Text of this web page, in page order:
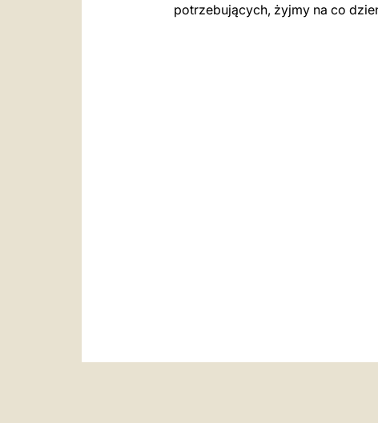
potrzebujących, żyjmy na co